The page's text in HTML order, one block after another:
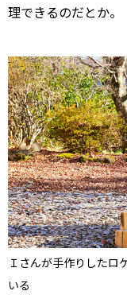
理できるのだとか。
Ｉさんが手作りしたロ
いる